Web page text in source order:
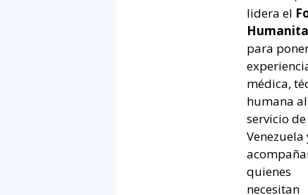
lidera el
para
médica,
humana al
servicio de
Venezuela
quienes
necesitan